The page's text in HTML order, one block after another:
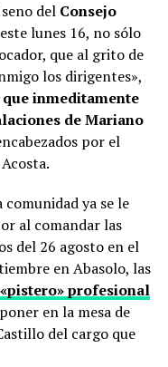
del Consejo
lunes 16, no sólo
que al grito de
los dirigentes»,
inmeditamente
de Mariano
por el
comunidad ya se le
al comandar las
del 26 agosto en el
en Abasolo, las
profesional
en la mesa de
del cargo que